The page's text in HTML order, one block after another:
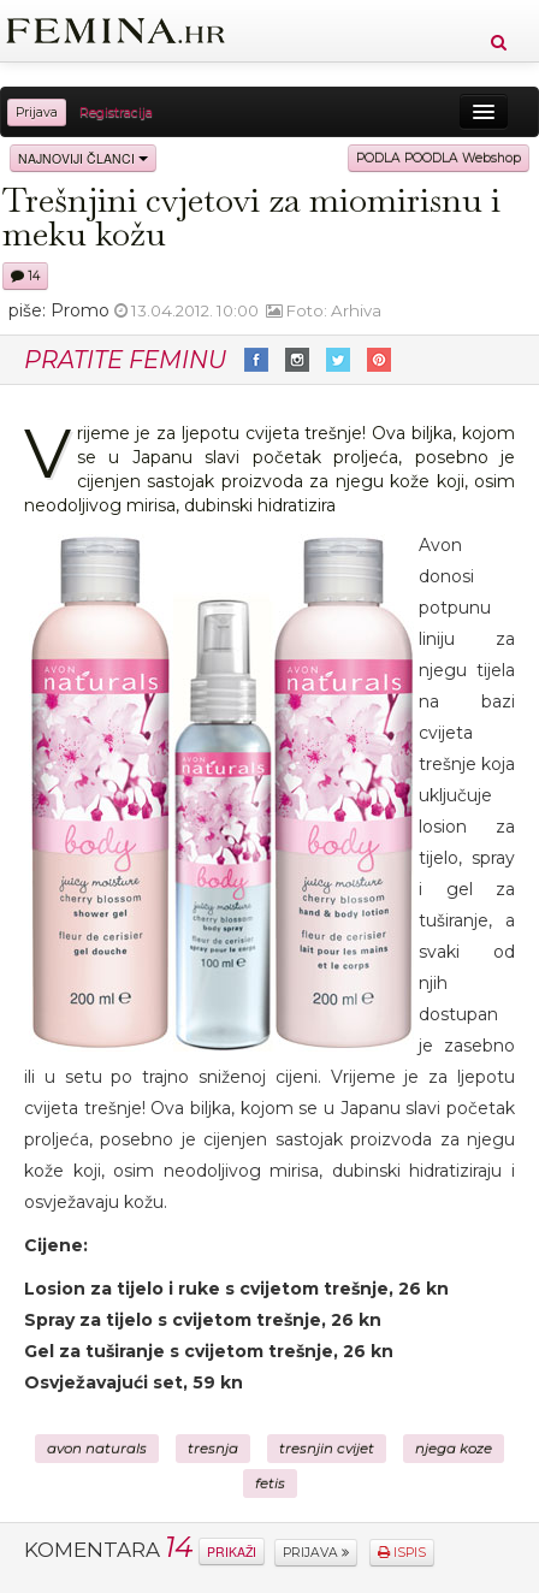
Prijava Registracija
Sreća Zdravlje Vitkost
Moda Ljubav Relax Putovanja Recepti
NAJNOVIJI ČLANCI PODLA POODLA Webshop
Trešnjini cvjetovi za miomirisnu i
meku kožu
14
piše: Promo 13.04.2012. 10:00 Foto: Arhiva
PRATITE FEMINU
V rijeme je za ljepotu cvijeta trešnje! Ova biljka, kojom
se u Japanu slavi početak proljeća, posebno je
cijenjen sastojak proizvoda za njegu kože koji, osim
neodoljivog mirisa, dubinski hidratizira
Avon
donosi
potpunu
liniju za
njegu tijela
na bazi
cvijeta
trešnje koja
uključuje
losion za
tijelo, spray
i gel za
tuširanje, a
svaki od
njih
dostupan
je zasebno
ili u setu po trajno sniženoj cijeni. Vrijeme je za ljepotu
cvijeta trešnje! Ova biljka, kojom se u Japanu slavi početak
proljeća, posebno je cijenjen sastojak proizvoda za njegu
kože koji, osim neodoljivog mirisa, dubinski hidratiziraju i
osvježavaju kožu.
Cijene:
Losion za tijelo i ruke s cvijetom trešnje, 26 kn
Spray za tijelo s cvijetom trešnje, 26 kn
Gel za tuširanje s cvijetom trešnje, 26 kn
Osvježavajući set, 59 kn
avon naturals tresnja tresnjin cvijet njega koze
fetis
KOMENTARA 14 PRIKAŽI PRIJAVA ISPIS